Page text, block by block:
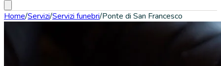
Home/Servizi/Servizi funebri/Ponte di San Francesco